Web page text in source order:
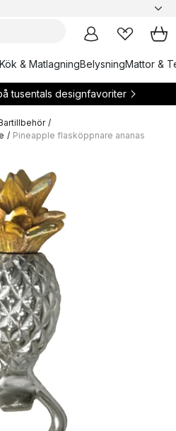
Kök & MatlagningBelysningMattor &
tusentals designfavoriter
/
/ Pineapple flasköppnare ananas